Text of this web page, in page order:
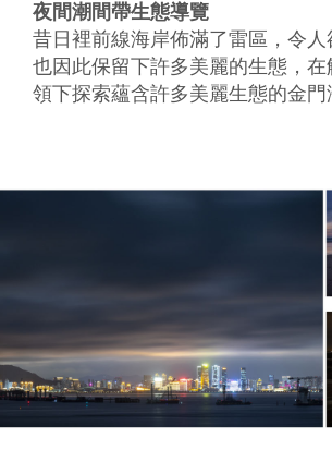
夜間潮間帶生態導覽
昔日裡前線海岸佈滿了雷區，令人
也因此保留下許多美麗的生態，在
領下探索蘊含許多美麗生態的金門